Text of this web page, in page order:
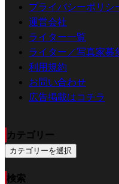
プライバシーポリシ
運営会社
ライター一覧
ライター／写真家募
利用規約
お問い合わせ
広告掲載はコチラ
カテゴリー
カテゴリーを選択
検索